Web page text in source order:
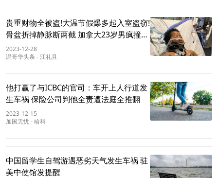
贵重财物全被盗!大温节假爆多起入室盗窃!
骨盆折掉静脉断两截 加拿大23岁男疯撞男
童!BC冬季气温破纪录
2023-12-28
温哥华头条 -江礼且
他打赢了与ICBC的官司：车开上人行道发
生车祸 保险公司判他全责遭法庭全推翻
2023-12-15
加国无忧-哈科
中国留学生自驾游遇恶劣天气发生车祸 驻
美中使馆发提醒